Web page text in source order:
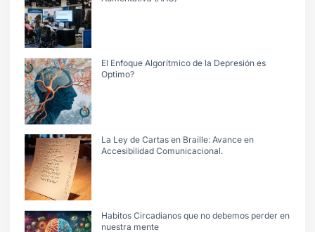
El Enfoque Algorítmico de la Depresión es
Optimo?
La Ley de Cartas en Braille: Avance en
Accesibilidad Comunicacional.
Habitos Circadianos que no debemos perder en
nuestra mente